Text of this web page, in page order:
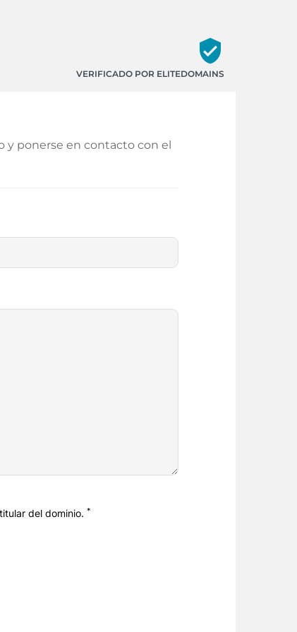
verified_user
VERIFICADO POR ELITEDOMAINS
y ponerse en contacto con el